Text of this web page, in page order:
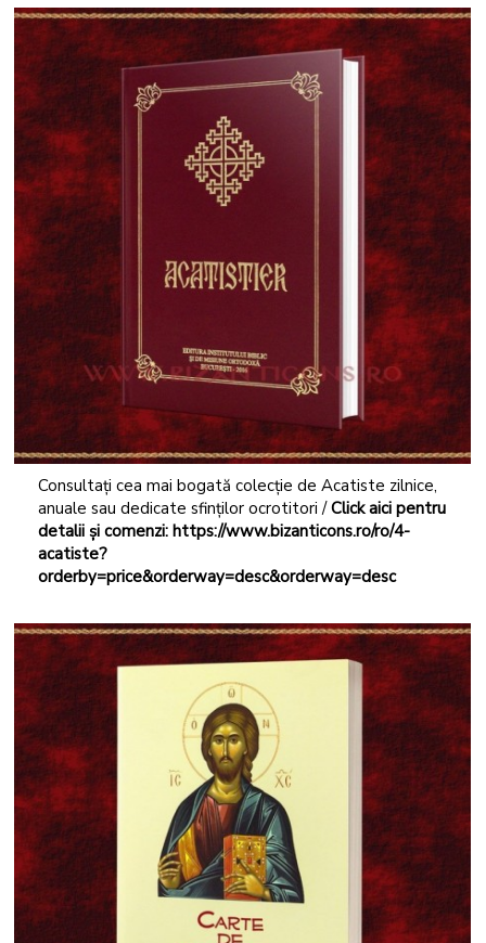
Consultați cea mai bogată colecție de Acatiste zilnice,
anuale sau dedicate sfinților ocrotitori /Click aici pentru
detalii și comenzi: https://www.bizanticons.ro/ro/4-
acatiste?
orderby=price&orderway=desc&orderway=desc